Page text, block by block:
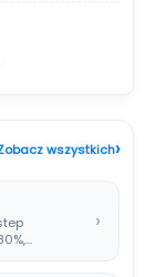
wszystkich›
›